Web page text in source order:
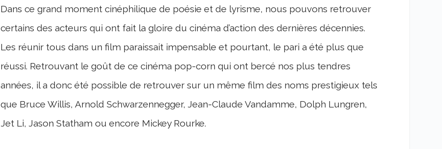
Dans ce grand moment cinéphilique de poésie et de lyrisme, nous pouvons retrouver
certains des acteurs qui ont fait la gloire du cinéma d’action des dernières décennies.
Les réunir tous dans un film paraissait impensable et pourtant, le pari a été plus que
réussi. Retrouvant le goût de ce cinéma pop-corn qui ont bercé nos plus tendres
années, il a donc été possible de retrouver sur un même film des noms prestigieux tels
que Bruce Willis, Arnold Schwarzennegger, Jean-Claude Vandamme, Dolph Lungren,
Jet Li, Jason Statham ou encore Mickey Rourke.